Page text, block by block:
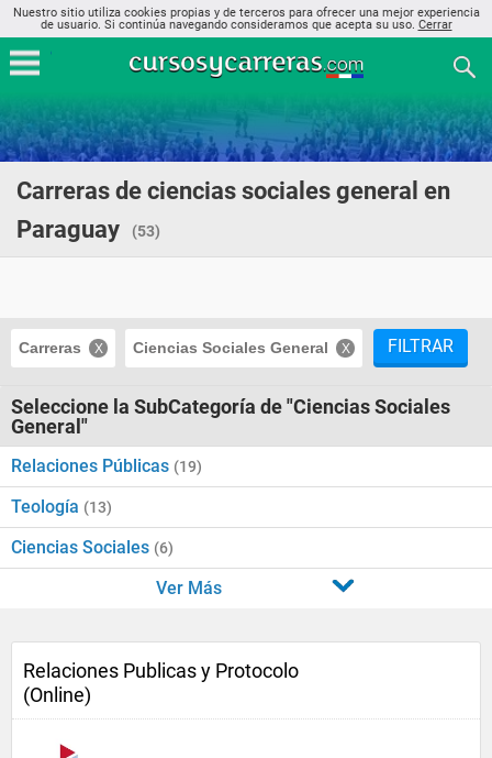
Nuestro sitio utiliza cookies propias y de terceros para ofrecer una mejor experiencia
de usuario. Si continúa navegando consideramos que acepta su uso. Cerrar
Carreras de ciencias sociales general en
Paraguay
(53)
Carreras Ciencias Sociales General FILTRAR
Seleccione la SubCategoría de "Ciencias Sociales
General"
Relaciones Públicas (19)
Teología (13)
Ciencias Sociales (6)
Ver Más
Relaciones Publicas y Protocolo
(Online)